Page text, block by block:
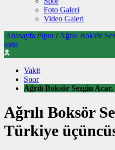
Foto Galeri
Video Galeri
Anasayfa /Spor / Ağrılı Boksör
oldu
Vakit
Spor
Ağrılı Boksör Sezgin
Ağrılı Boksör
Türkiye